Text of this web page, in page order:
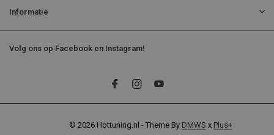
Informatie
Volg ons op Facebook en Instagram!
© 2026 Hottuning.nl - Theme By DMWS x Plus+